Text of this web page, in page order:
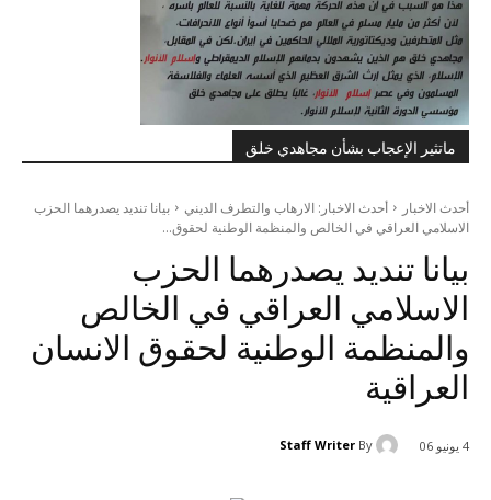
ماتثير الإعجاب بشأن مجاهدي خلق
أحدث الاخبار أحدث الاخبار: الارهاب والتطرف الديني
بيانا تنديد يصدرهما الحزب
الاسلامي العراقي في الخالص والمنظمة الوطنية لحقوق...
بيانا تنديد يصدرهما الحزب
الاسلامي العراقي في الخالص
والمنظمة الوطنية لحقوق الانسان
العراقية
4 يونيو 06 By
Staff Writer